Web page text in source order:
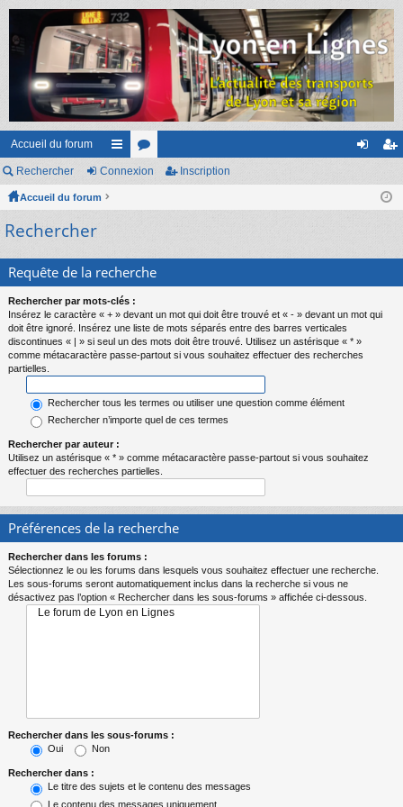
Accueil du forum
ac
s
or
cri
Rechercher Connexion Inscription
Accueil du forum
Rechercher
Requête de la recherche
Rechercher par mots-clés :
Insérez le caractère « + » devant un mot qui doit être trouvé et « - » devant un mot qui
doit être ignoré. Insérez une liste de mots séparés entre des barres verticales
discontinues « | » si seul un des mots doit être trouvé. Utilisez un astérisque « * »
comme métacaractère passe-partout si vous souhaitez effectuer des recherches
partielles.
Rechercher tous les termes ou utiliser une question comme élément
Rechercher n’importe quel de ces termes
Rechercher par auteur :
Utilisez un astérisque « * » comme métacaractère passe-partout si vous souhaitez
effectuer des recherches partielles.
Préférences de la recherche
Rechercher dans les forums :
Sélectionnez le ou les forums dans lesquels vous souhaitez effectuer une recherche.
Les sous-forums seront automatiquement inclus dans la recherche si vous ne
désactivez pas l’option « Rechercher dans les sous-forums » affichée ci-dessous.
Rechercher dans les sous-forums :
Oui
Non
Rechercher dans :
Le titre des sujets et le contenu des messages
Le contenu des messages uniquement